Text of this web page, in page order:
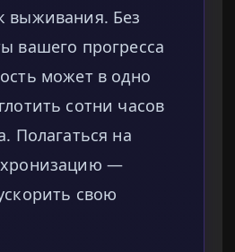
выживания. Без
вашего прогресса
может в одно
сотни часов
Полагаться на
—
свою